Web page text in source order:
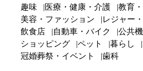
趣味
医療・健康・介護
教育
美容・ファッション
レジャー
飲食店
自動車・バイク
公共
ショッピング
ペット
暮らし
冠婚葬祭・イベント
歯科